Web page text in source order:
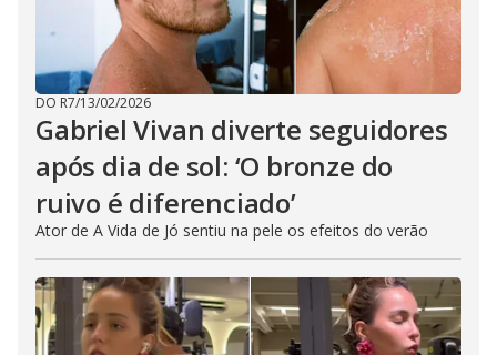
DO R7/13/02/2026
Gabriel Vivan diverte seguidores
após dia de sol: ‘O bronze do
ruivo é diferenciado’
Ator de A Vida de Jó sentiu na pele os efeitos do verão